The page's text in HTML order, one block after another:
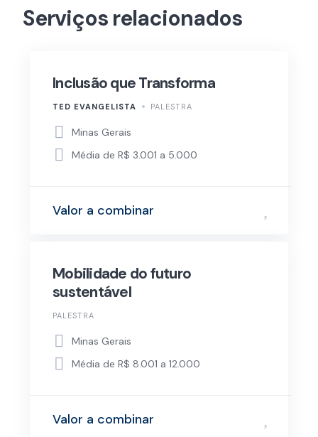
Serviços relacionados
Inclusão que Transforma
TED EVANGELISTA PALESTRA
Minas Gerais
Média de R$ 3.001 a 5.000
Valor a combinar
Mobilidade do futuro
sustentável
PALESTRA
Minas Gerais
Média de R$ 8.001 a 12.000
Valor a combinar